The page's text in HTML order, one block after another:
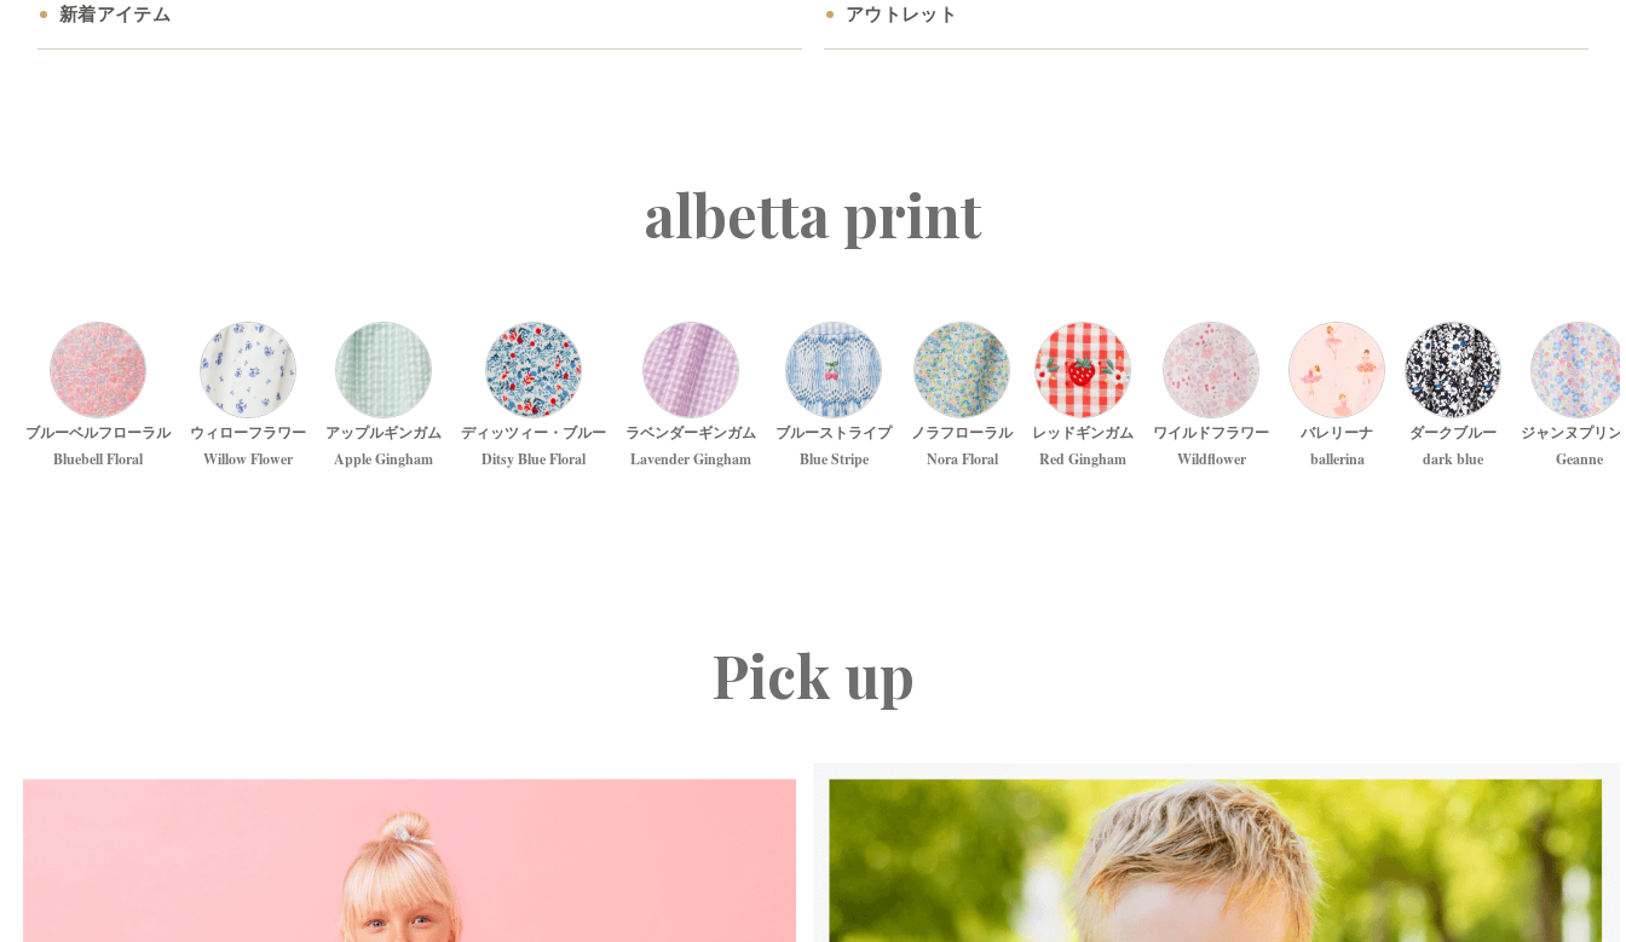
新着アイテム アウトレット
albetta print
ブルーベルフローラル
Bluebell Floral
ウィローフラワー
Willow Flower
アップルギンガム
Apple Gingham
ディッツィー・ブルー
Ditsy Blue Floral
ラベンダーギンガム
Lavender Gingham
ブルーストライプ
Blue Stripe
ノラフローラル
Nora Floral
レッドギンガム
Red Gingham
ワイルドフラワー
Wildflower
バレリーナ
ballerina
ダークブルー
dark blue
ジャンヌプリン
Geanne
Pick up